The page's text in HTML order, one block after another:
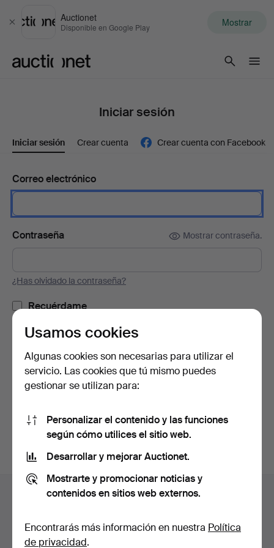
Cerrar
Auctionet
Disponible en Google Play Mostrar
Iniciar sesión
Iniciar sesión Crear cuenta Crear cuenta con Facebook
Correo electrónico
Contraseña Mostrar contraseña.
¿Has olvidado la contraseña?
Recuérdame
o iniciar sesión a través de Facebook
Navegación
pie
Ayuda y contacto
Todas las casas de subastas
Usamos cookies
Algunas cookies son necesarias para utilizar el
servicio. Las cookies que tú mismo puedes
gestionar se utilizan para:
Personalizar el contenido y las funciones
según cómo utilices el sitio web.
Desarrollar y mejorar Auctionet.
Mostrarte y promocionar noticias y
contenidos en sitios web externos.
Encontrarás más información en nuestra Política
de privacidad.